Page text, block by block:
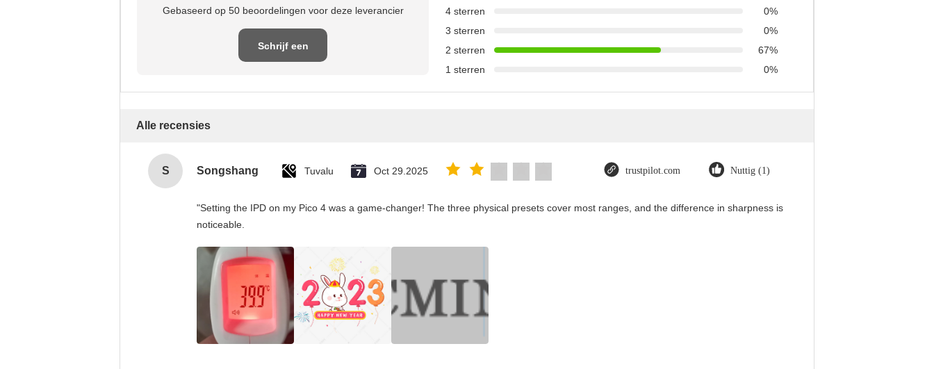
Gebaseerd op 50 beoordelingen voor deze leverancier
Schrijf een
4 sterren
0%
3 sterren
0%
2 sterren
67%
1 sterren
0%
Alle recensies
S Songshang Tuvalu Oct 29.2025 trustpilot.com Nuttig (1)
"Setting the IPD on my Pico 4 was a game-changer! The three physical presets cover most ranges, and the difference in sharpness is
noticeable.